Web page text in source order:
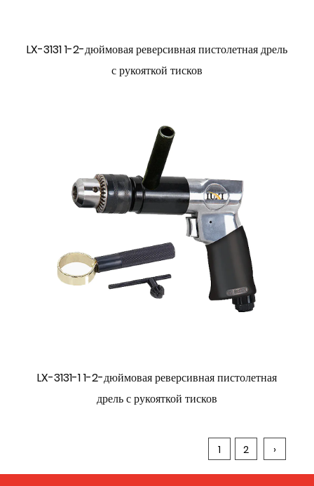
LX-3131 1-2-дюймовая реверсивная пистолетная дрель
с рукояткой тисков
LX-3131-1 1-2-дюймовая реверсивная пистолетная
дрель с рукояткой тисков
1 2 ›